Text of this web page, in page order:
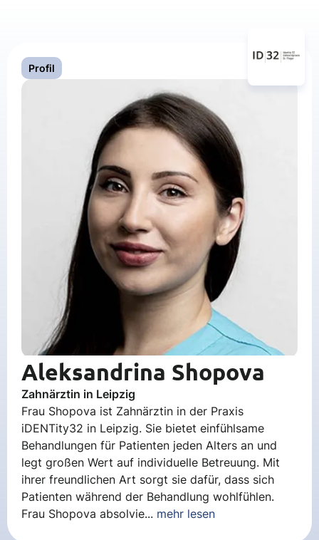
Profil
Aleksandrina Shopova
Zahnärztin in Leipzig
Frau Shopova ist Zahnärztin in der Praxis
iDENTity32 in Leipzig. Sie bietet einfühlsame
Behandlungen für Patienten jeden Alters an und
legt großen Wert auf individuelle Betreuung. Mit
ihrer freundlichen Art sorgt sie dafür, dass sich
Patienten während der Behandlung wohlfühlen.
Frau Shopova absolvie... mehr lesen